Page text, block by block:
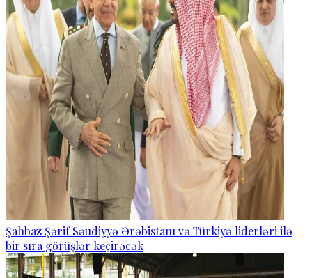
Şahbaz Şərif Səudiyyə Ərəbistanı və Türkiyə liderləri ilə
bir sıra görüşlər keçirəcək